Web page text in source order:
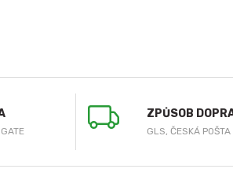
ZPŮSOB
GLS, ČESKÁ POŠTA